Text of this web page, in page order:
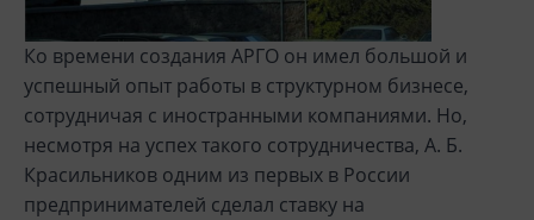
Ко времени создания АРГО он имел большой и
успешный опыт работы в структурном бизнесе,
сотрудничая с иностранными компаниями. Но,
несмотря на успех такого сотрудничества, А. Б.
Красильников одним из первых в России
предпринимателей сделал ставку на